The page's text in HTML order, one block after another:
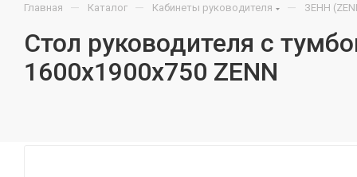
Главная — Каталог — Кабинеты руководителя — ЗЕНН
Стол руководителя с
1600х1900х750 ZENN